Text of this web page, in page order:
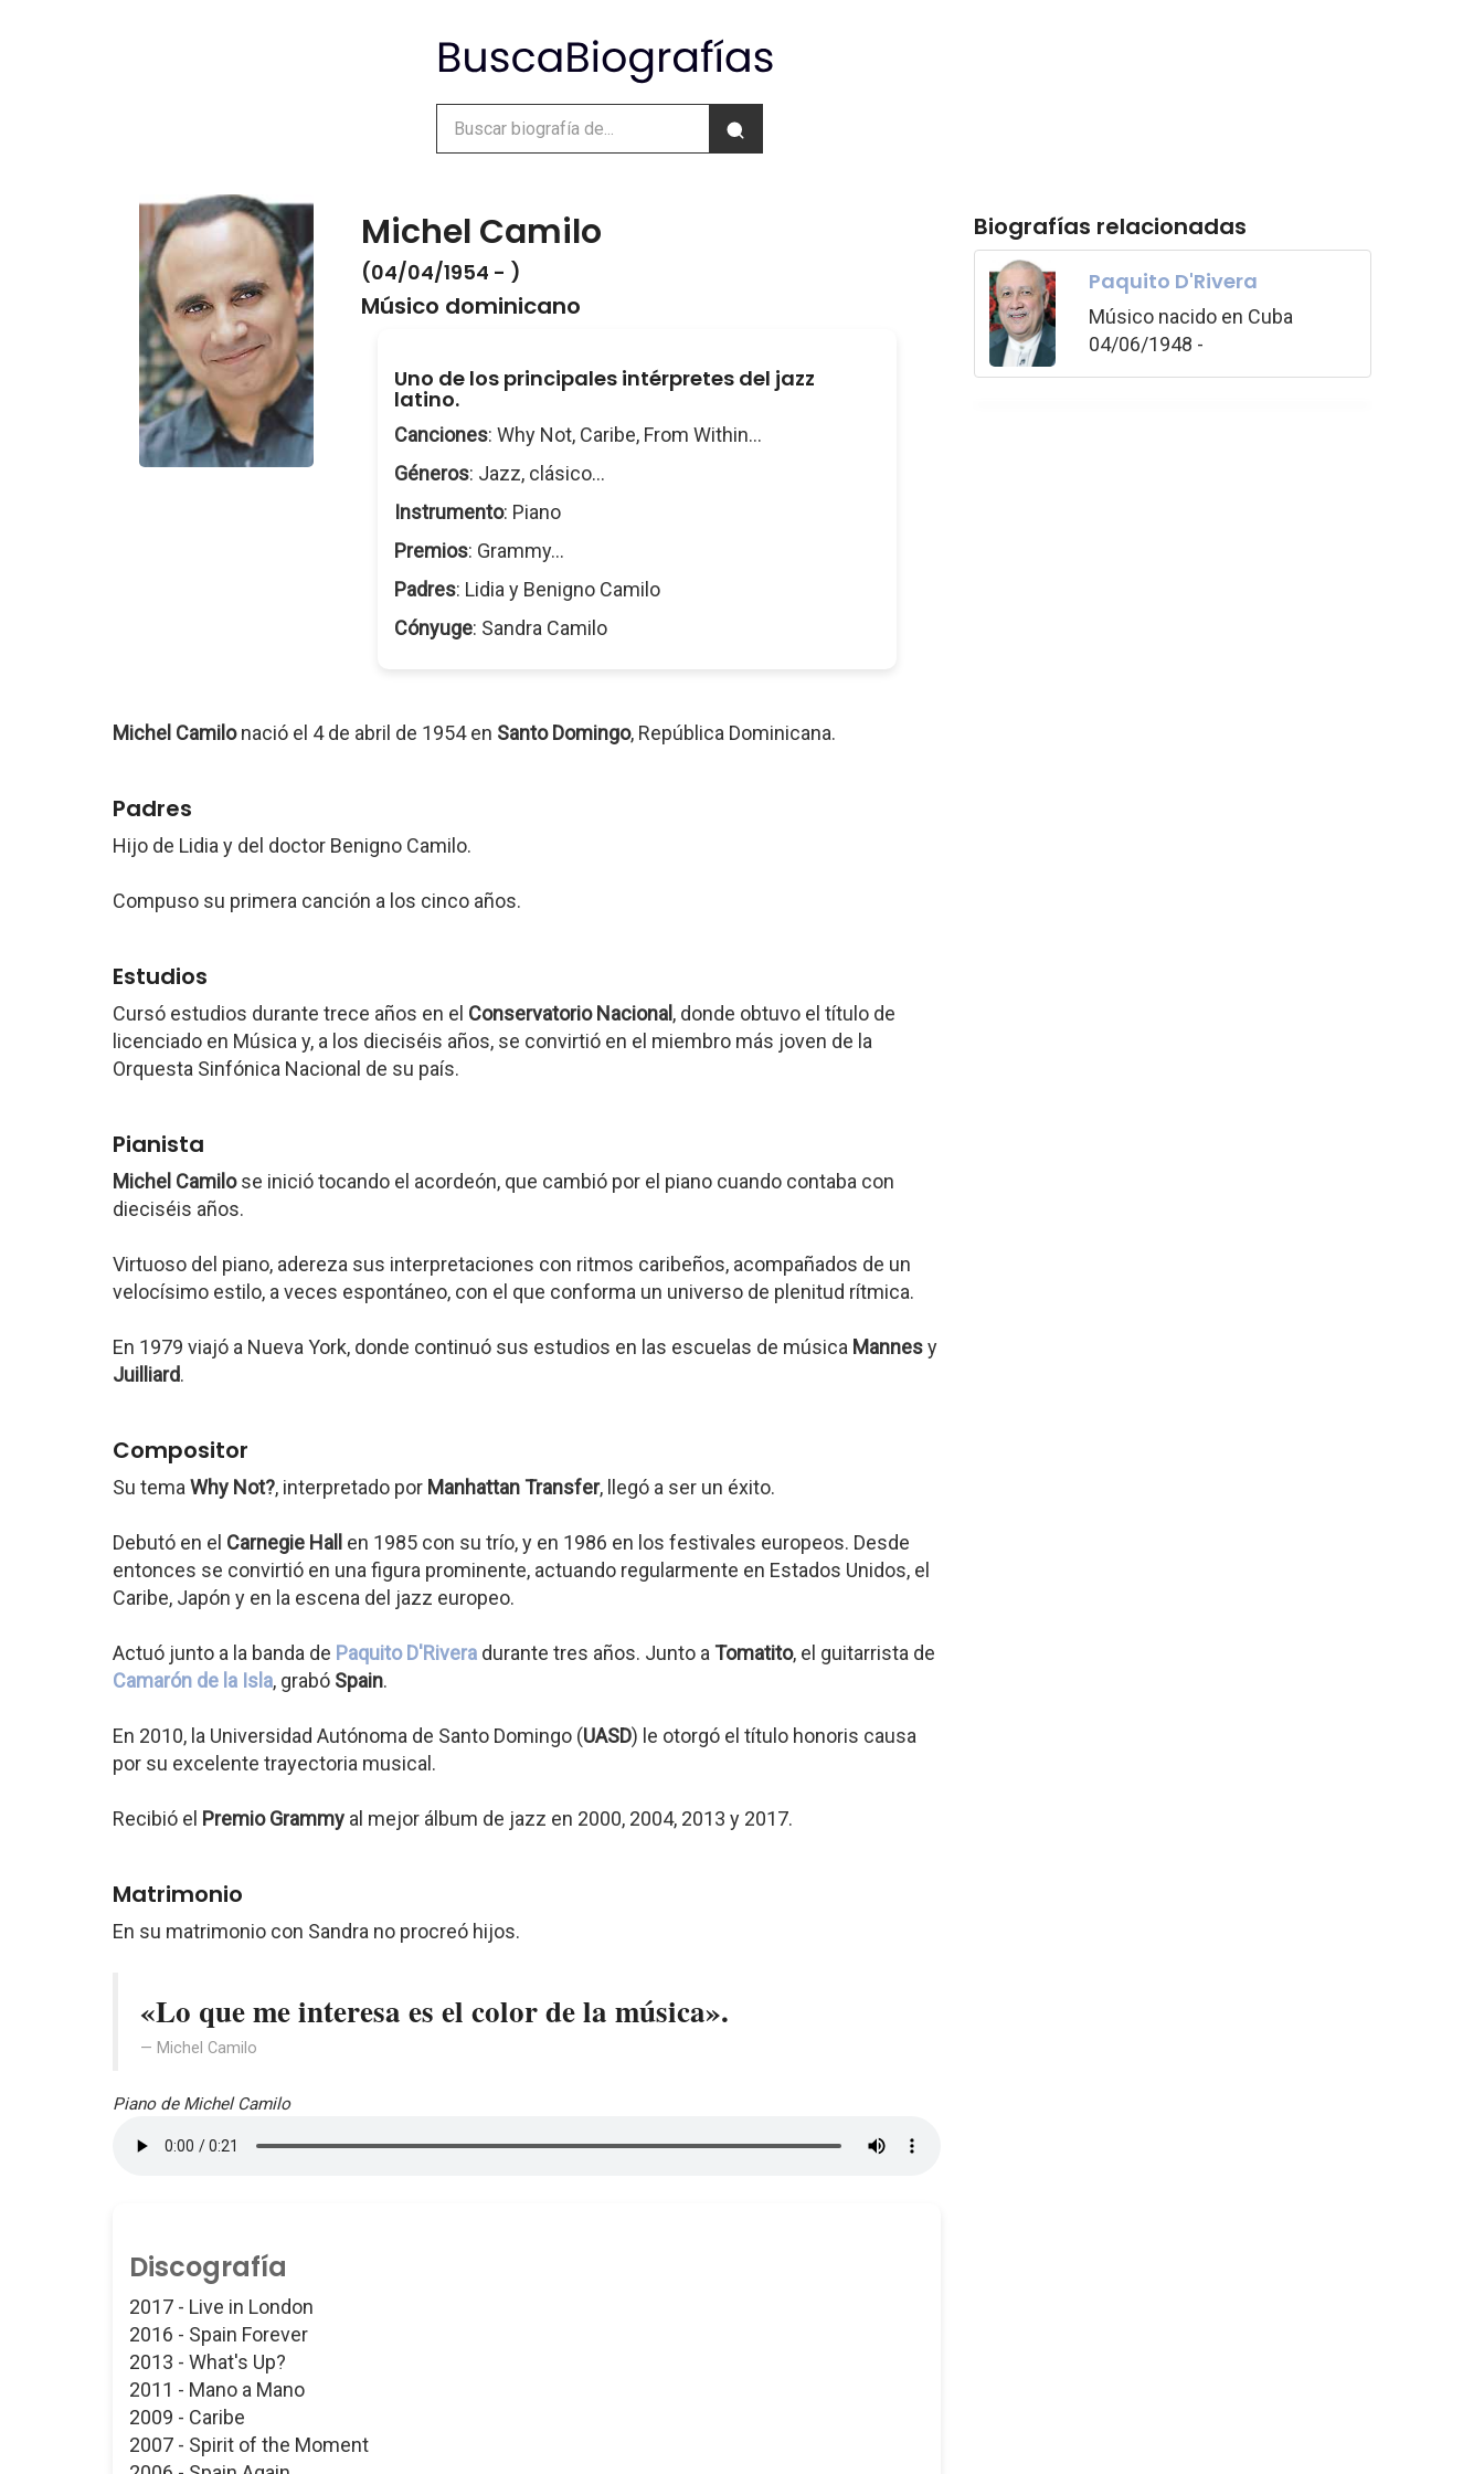
Michel Camilo
(04/04/1954 - )
Músico dominicano
Uno de los principales intérpretes del jazz
latino.
Canciones: Why Not, Caribe, From Within...
Géneros: Jazz, clásico...
Instrumento: Piano
Premios: Grammy...
Padres: Lidia y Benigno Camilo
Cónyuge: Sandra Camilo
Michel Camilonació el 4 de abril de 1954 en Santo Domingo, República Dominicana.
Padres
Hijo de Lidia y del doctor Benigno Camilo.
Compuso su primera canción a los cinco años.
Estudios
Cursó estudios durante trece años en el Conservatorio Nacional , donde obtuvo el título de
licenciado en Música y, a los dieciséis años, se convirtió en el miembro más joven de la
Orquesta Sinfónica Nacional de su país.
Pianista
Michel Camilose inició tocando el acordeón, que cambió por el piano cuando contaba con
dieciséis años.
Virtuoso del piano, adereza sus interpretaciones con ritmos caribeños, acompañados de un
velocísimo estilo, a veces espontáneo, con el que conforma un universo de plenitud rítmica.
En 1979 viajó a Nueva York, donde continuó sus estudios en las escuelas de música Mannesy
Juilliard.
Compositor
Su tema Why Not?, interpretado por Manhattan Transfer, llegó a ser un éxito.
Debutó en el Carnegie Hall
en 1985 con su trío, y en 1986 en los festivales europeos. Desde
entonces se convirtió en una figura prominente, actuando regularmente en Estados Unidos, el
Caribe, Japón y en la escena del jazz europeo.
Actuó junto a la banda de Paquito D'Rivera durante tres años. Junto a Tomatito, el guitarrista de
Camarón de la Isla, grabó Spain.
En 2010, la Universidad Autónoma de Santo Domingo (UASD) le otorgó el título honoris causa
por su excelente trayectoria musical.
Recibió el Premio Grammy al mejor álbum de jazz en 2000, 2004, 2013 y 2017.
Matrimonio
En su matrimonio con Sandra no procreó hijos.
«Lo que me interesa es el color de la música».
Michel Camilo
Piano de Michel Camilo
Discografía
2017 - Live in London
2016 - Spain Forever
2013 - What's Up?
2011 - Mano a Mano
2009 - Caribe
2007 - Spirit of the Moment
Biografías relacionadas
Paquito D'Rivera
Músico nacido en Cuba
04/06/1948 -